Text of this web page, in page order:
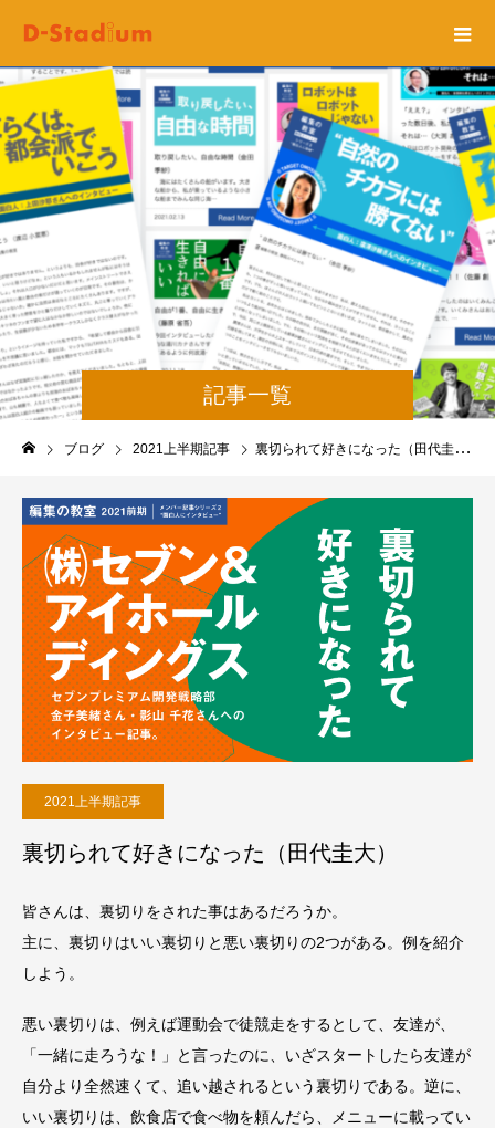
記事一覧
ブログ 2021上半期記事 裏切られて好きになった（田代圭大）
2021上半期記事
裏切られて好きになった（田代圭大）
皆さんは、裏切りをされた事はあるだろうか。
主に、裏切りはいい裏切りと悪い裏切りの2つがある。例を紹介
しよう。
悪い裏切りは、例えば運動会で徒競走をするとして、友達が、
「一緒に走ろうな！」と言ったのに、いざスタートしたら友達が
自分より全然速くて、追い越されるという裏切りである。逆に、
いい裏切りは、飲食店で食べ物を頼んだら、メニューに載ってい